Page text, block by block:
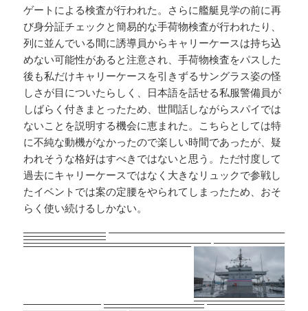
ゲートによる検査が行われた。さらに艦艇見学の前に再
び身分証チェックと簡易的な手荷物検査が行われたり、
列に並んでいる間に誘導員からキャリーケースは持ち込
めない可能性があると注意され、手荷物検査をパスした
後も私だけキャリーケースを引きずるサングラス姿の怪
しさが目についたらしく、日本語を話せる私服警備員が
しばらく付きまとったため、世間話しながらスパイでは
ないことを説明する機会に恵まれた。こちらとしては特
に不純な動機がなかったので楽しい時間であったが、疑
われそうな格好はすべきではないと思う。ただ忖度して
過去にキャリーケースではなく大きなリュックで参戦し
たイベントでは案の定腰をやられてしまったため、おそ
らく使い続けるしかない。